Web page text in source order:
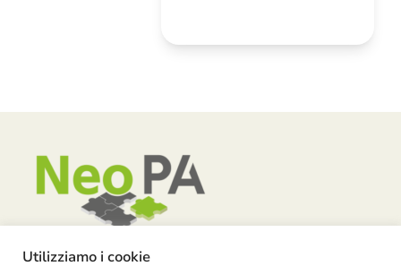
Utilizziamo i cookie